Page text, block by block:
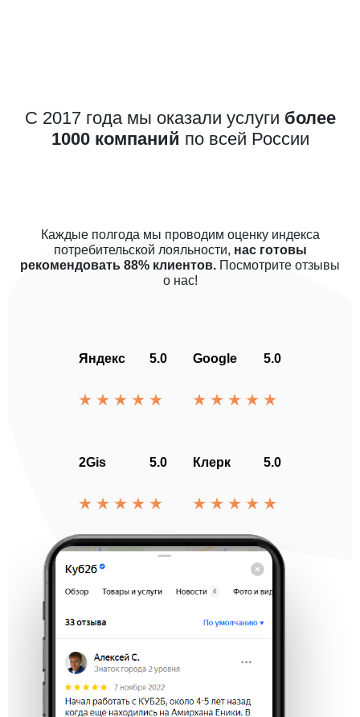
С 2017 года мы оказали услуги более
1000 компаний по всей России
Каждые полгода мы проводим оценку индекса
потребительской лояльности, нас готовы
рекомендовать 88% клиентов. Посмотрите отзывы
о нас!
Яндекс 5.0 Google 5.0
2Gis 5.0 Клерк 5.0